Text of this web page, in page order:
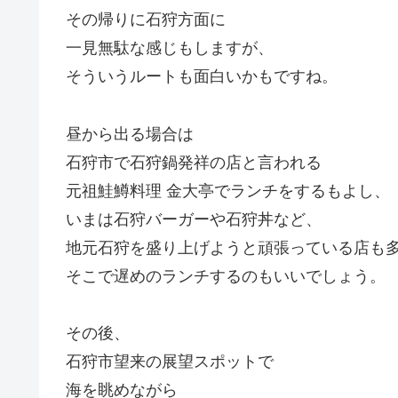
その帰りに石狩方面に
一見無駄な感じもしますが、
そういうルートも面白いかもですね。
昼から出る場合は
石狩市で石狩鍋発祥の店と言われる
元祖鮭鱒料理 金大亭でランチをするもよし、
いまは石狩バーガーや石狩丼など、
地元石狩を盛り上げようと頑張っている店も
そこで遅めのランチするのもいいでしょう。
その後、
石狩市望来の展望スポットで
海を眺めながら